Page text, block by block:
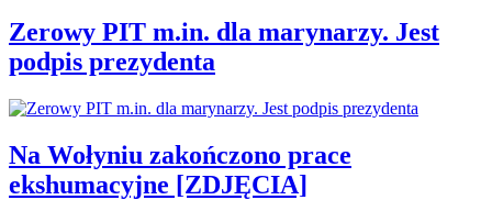
Zerowy PIT m.in. dla marynarzy. Jest
podpis prezydenta
Na Wołyniu zakończono prace
ekshumacyjne [ZDJĘCIA]